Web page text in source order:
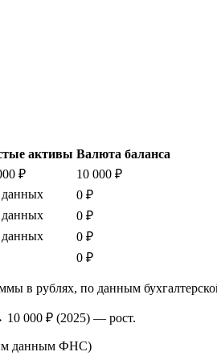
активы Валюта баланса
₽
10 000 ₽
данных
0 ₽
данных
0 ₽
данных
0 ₽
0 ₽
в рублях, по данным
10 000 ₽ (2025) — рост.
данным ФНС)